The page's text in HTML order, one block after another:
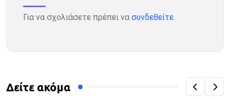
Για να σχολιάσετε πρέπει να συνδεθείτε.
Δείτε ακόμα